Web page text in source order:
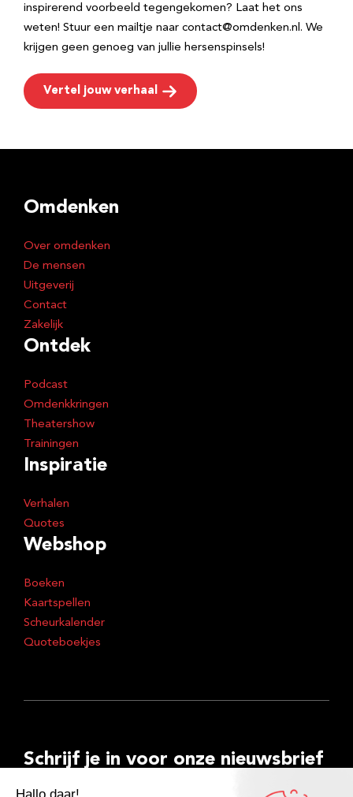
inspirerend voorbeeld tegengekomen? Laat het ons
weten! Stuur een mailtje naar contact@omdenken.nl. We
krijgen geen genoeg van jullie hersenspinsels!
Vertel jouw verhaal
Omdenken
Over omdenken
De mensen
Uitgeverij
Contact
Zakelijk
Ontdek
Podcast
Omdenkkringen
Theatershow
Trainingen
Inspiratie
Verhalen
Quotes
Webshop
Boeken
Kaartspellen
Scheurkalender
Quoteboekjes
Schrijf je in voor onze nieuwsbrief